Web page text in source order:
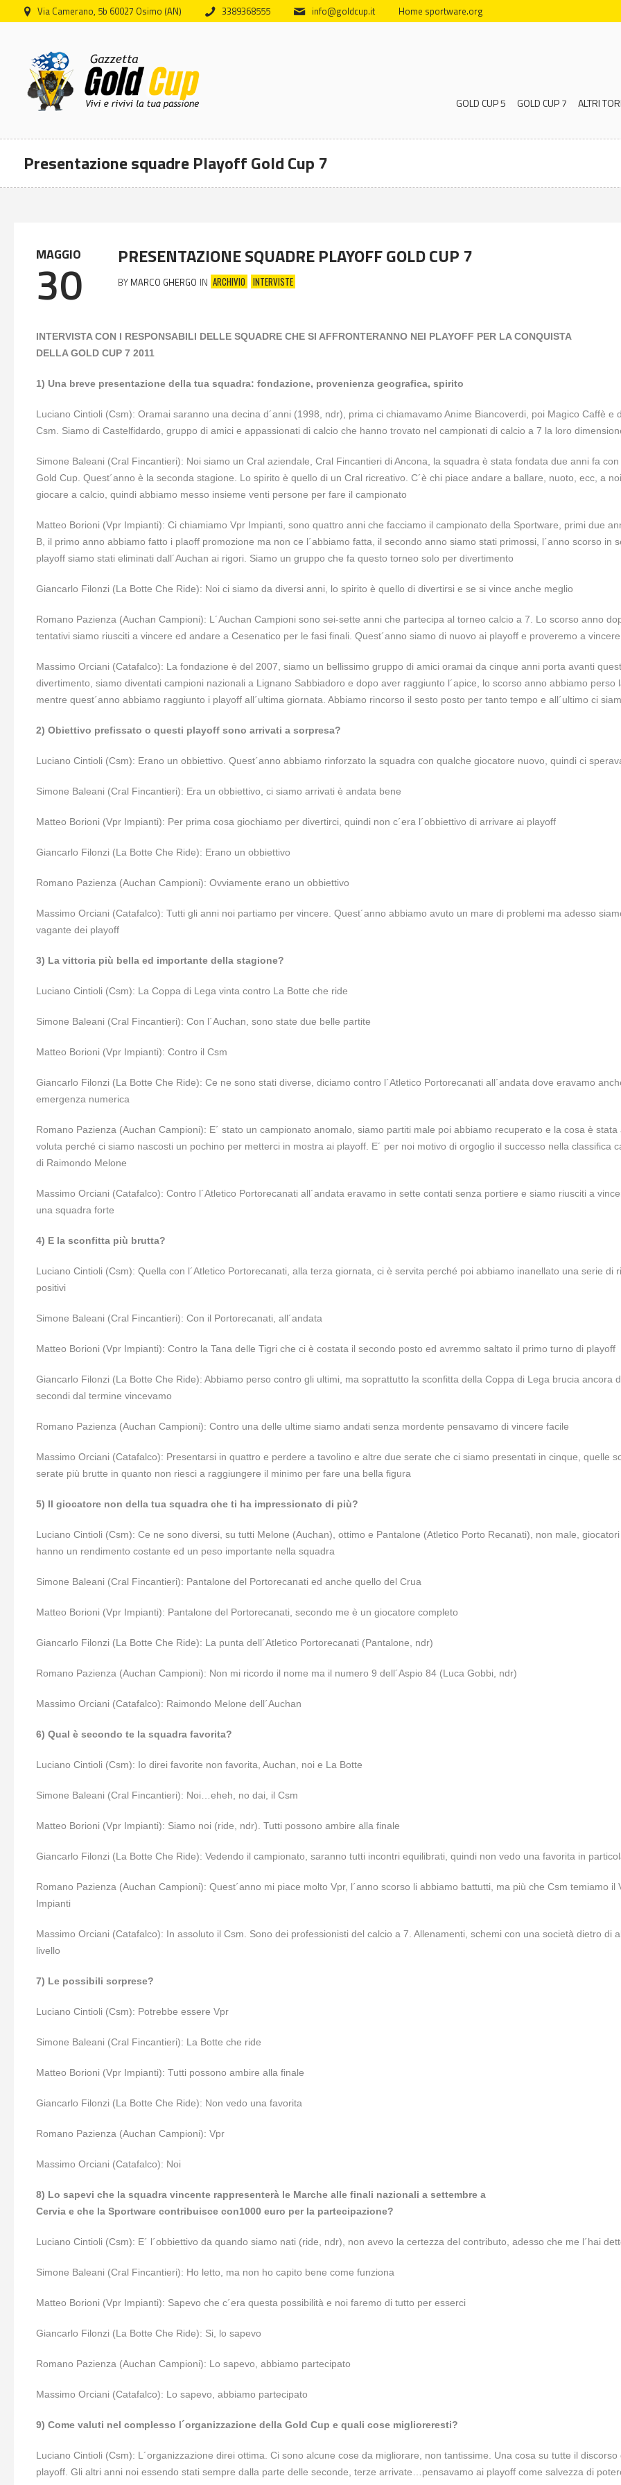
Via Camerano, 5b 60027 Osimo (AN) 3389368555 info@goldcup.it Home sportware.org
GOLD CUP 5 GOLD CUP 7 ALTRI
Presentazione squadre Playoff Gold Cup 7
MAGGIO
30 PRESENTAZIONE SQUADRE PLAYOFF GOLD CUP 7
BY MARCO GHERGO IN ARCHIVIO INTERVISTE
INTERVISTA CON I RESPONSABILI DELLE SQUADRE CHE SI AFFRONTERANNO NEI PLAYOFF PER LA CONQUISTA
DELLA GOLD CUP 7 2011
1) Una breve presentazione della tua squadra: fondazione, provenienza geografica, spirito
Luciano Cintioli (Csm): Oramai saranno una decina d´anni (1998, ndr), prima ci chiamavamo Anime Biancoverdi, poi Magico Caffè e
Csm. Siamo di Castelfidardo, gruppo di amici e appassionati di calcio che hanno trovato nel campionati di calcio a 7 la loro
Simone Baleani (Cral Fincantieri): Noi siamo un Cral aziendale, Cral Fincantieri di Ancona, la squadra è stata fondata due anni fa
Gold Cup. Quest´anno è la seconda stagione. Lo spirito è quello di un Cral ricreativo. C´è chi piace andare a ballare, nuoto, ecc, a
giocare a calcio, quindi abbiamo messo insieme venti persone per fare il campionato
Matteo Borioni (Vpr Impianti): Ci chiamiamo Vpr Impianti, sono quattro anni che facciamo il campionato della Sportware, primi due
B, il primo anno abbiamo fatto i plaoff promozione ma non ce l´abbiamo fatta, il secondo anno siamo stati primossi, l´anno scorso in
playoff siamo stati eliminati dall´Auchan ai rigori. Siamo un gruppo che fa questo torneo solo per divertimento
Giancarlo Filonzi (La Botte Che Ride): Noi ci siamo da diversi anni, lo spirito è quello di divertirsi e se si vince anche meglio
Romano Pazienza (Auchan Campioni): L´Auchan Campioni sono sei-sette anni che partecipa al torneo calcio a 7. Lo scorso anno
tentativi siamo riusciti a vincere ed andare a Cesenatico per le fasi finali. Quest´anno siamo di nuovo ai playoff e proveremo a vincere
Massimo Orciani (Catafalco): La fondazione è del 2007, siamo un bellissimo gruppo di amici oramai da cinque anni porta avanti
divertimento, siamo diventati campioni nazionali a Lignano Sabbiadoro e dopo aver raggiunto l´apice, lo scorso anno abbiamo perso
mentre quest´anno abbiamo raggiunto i playoff all´ultima giornata. Abbiamo rincorso il sesto posto per tanto tempo e all´ultimo ci
2) Obiettivo prefissato o questi playoff sono arrivati a sorpresa?
Luciano Cintioli (Csm): Erano un obbiettivo. Quest´anno abbiamo rinforzato la squadra con qualche giocatore nuovo, quindi ci
Simone Baleani (Cral Fincantieri): Era un obbiettivo, ci siamo arrivati è andata bene
Matteo Borioni (Vpr Impianti): Per prima cosa giochiamo per divertirci, quindi non c´era l´obbiettivo di arrivare ai playoff
Giancarlo Filonzi (La Botte Che Ride): Erano un obbiettivo
Romano Pazienza (Auchan Campioni): Ovviamente erano un obbiettivo
Massimo Orciani (Catafalco): Tutti gli anni noi partiamo per vincere. Quest´anno abbiamo avuto un mare di problemi ma adesso
vagante dei playoff
3) La vittoria più bella ed importante della stagione?
Luciano Cintioli (Csm): La Coppa di Lega vinta contro La Botte che ride
Simone Baleani (Cral Fincantieri): Con l´Auchan, sono state due belle partite
Matteo Borioni (Vpr Impianti): Contro il Csm
Giancarlo Filonzi (La Botte Che Ride): Ce ne sono stati diverse, diciamo contro l´Atletico Portorecanati all´andata dove eravamo
emergenza numerica
Romano Pazienza (Auchan Campioni): E´ stato un campionato anomalo, siamo partiti male poi abbiamo recuperato e la cosa è stata
voluta perché ci siamo nascosti un pochino per metterci in mostra ai playoff. E´ per noi motivo di orgoglio il successo nella classifica
di Raimondo Melone
Massimo Orciani (Catafalco): Contro l´Atletico Portorecanati all´andata eravamo in sette contati senza portiere e siamo riusciti a
una squadra forte
4) E la sconfitta più brutta?
Luciano Cintioli (Csm): Quella con l´Atletico Portorecanati, alla terza giornata, ci è servita perché poi abbiamo inanellato una serie di
positivi
Simone Baleani (Cral Fincantieri): Con il Portorecanati, all´andata
Matteo Borioni (Vpr Impianti): Contro la Tana delle Tigri che ci è costata il secondo posto ed avremmo saltato il primo turno di playoff
Giancarlo Filonzi (La Botte Che Ride): Abbiamo perso contro gli ultimi, ma soprattutto la sconfitta della Coppa di Lega brucia ancora
secondi dal termine vincevamo
Romano Pazienza (Auchan Campioni): Contro una delle ultime siamo andati senza mordente pensavamo di vincere facile
Massimo Orciani (Catafalco): Presentarsi in quattro e perdere a tavolino e altre due serate che ci siamo presentati in cinque, quelle
serate più brutte in quanto non riesci a raggiungere il minimo per fare una bella figura
5) Il giocatore non della tua squadra che ti ha impressionato di più?
Luciano Cintioli (Csm): Ce ne sono diversi, su tutti Melone (Auchan), ottimo e Pantalone (Atletico Porto Recanati), non male,
hanno un rendimento costante ed un peso importante nella squadra
Simone Baleani (Cral Fincantieri): Pantalone del Portorecanati ed anche quello del Crua
Matteo Borioni (Vpr Impianti): Pantalone del Portorecanati, secondo me è un giocatore completo
Giancarlo Filonzi (La Botte Che Ride): La punta dell´Atletico Portorecanati (Pantalone, ndr)
Romano Pazienza (Auchan Campioni): Non mi ricordo il nome ma il numero 9 dell´Aspio 84 (Luca Gobbi, ndr)
Massimo Orciani (Catafalco): Raimondo Melone dell´Auchan
6) Qual è secondo te la squadra favorita?
Luciano Cintioli (Csm): Io direi favorite non favorita, Auchan, noi e La Botte
Simone Baleani (Cral Fincantieri): Noi…eheh, no dai, il Csm
Matteo Borioni (Vpr Impianti): Siamo noi (ride, ndr). Tutti possono ambire alla finale
Giancarlo Filonzi (La Botte Che Ride): Vedendo il campionato, saranno tutti incontri equilibrati, quindi non vedo una favorita in
Romano Pazienza (Auchan Campioni): Quest´anno mi piace molto Vpr, l´anno scorso li abbiamo battutti, ma più che Csm temiamo il
Impianti
Massimo Orciani (Catafalco): In assoluto il Csm. Sono dei professionisti del calcio a 7. Allenamenti, schemi con una società dietro di
livello
7) Le possibili sorprese?
Luciano Cintioli (Csm): Potrebbe essere Vpr
Simone Baleani (Cral Fincantieri): La Botte che ride
Matteo Borioni (Vpr Impianti): Tutti possono ambire alla finale
Giancarlo Filonzi (La Botte Che Ride): Non vedo una favorita
Romano Pazienza (Auchan Campioni): Vpr
Massimo Orciani (Catafalco): Noi
8) Lo sapevi che la squadra vincente rappresenterà le Marche alle finali nazionali a settembre a
Cervia e che la Sportware contribuisce con1000 euro per la partecipazione?
Luciano Cintioli (Csm): E´ l´obbiettivo da quando siamo nati (ride, ndr), non avevo la certezza del contributo, adesso che me l´hai
Simone Baleani (Cral Fincantieri): Ho letto, ma non ho capito bene come funziona
Matteo Borioni (Vpr Impianti): Sapevo che c´era questa possibilità e noi faremo di tutto per esserci
Giancarlo Filonzi (La Botte Che Ride): Si, lo sapevo
Romano Pazienza (Auchan Campioni): Lo sapevo, abbiamo partecipato
Massimo Orciani (Catafalco): Lo sapevo, abbiamo partecipato
9) Come valuti nel complesso l´organizzazione della Gold Cup e quali cose miglioreresti?
Luciano Cintioli (Csm): L´organizzazione direi ottima. Ci sono alcune cose da migliorare, non tantissime. Una cosa su tutte il discorso
playoff. Gli altri anni noi essendo stati sempre dalla parte delle seconde, terze arrivate…pensavamo ai playoff come salvezza di
Promo 30° edizione